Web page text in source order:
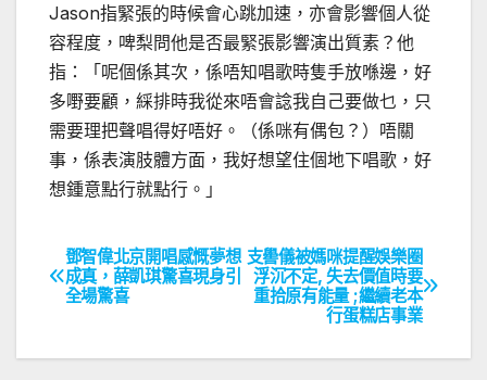
Jason指緊張的時候會心跳加速，亦會影響個人從
容程度，啤梨問他是否最緊張影響演出質素？他
指：「呢個係其次，係唔知唱歌時隻手放喺邊，好
多嘢要顧，綵排時我從來唔會諗我自己要做乜，只
需要理把聲唱得好唔好。（係咪有偶包？）唔關
事，係表演肢體方面，我好想望住個地下唱歌，好
想鍾意點行就點行。」
文
章
導
支嚳儀被媽咪提醒娛樂圈
浮沉不定, 失去價值時要
重拾原有能量 ;繼續老本
行蛋糕店事業
鄧智偉北京開唱感慨夢想
成真，薛凱琪驚喜現身引
全場驚喜